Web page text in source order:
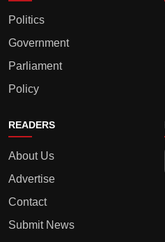
Politics
Government
Parliament
Policy
READERS
About Us
Advertise
Contact
Submit News